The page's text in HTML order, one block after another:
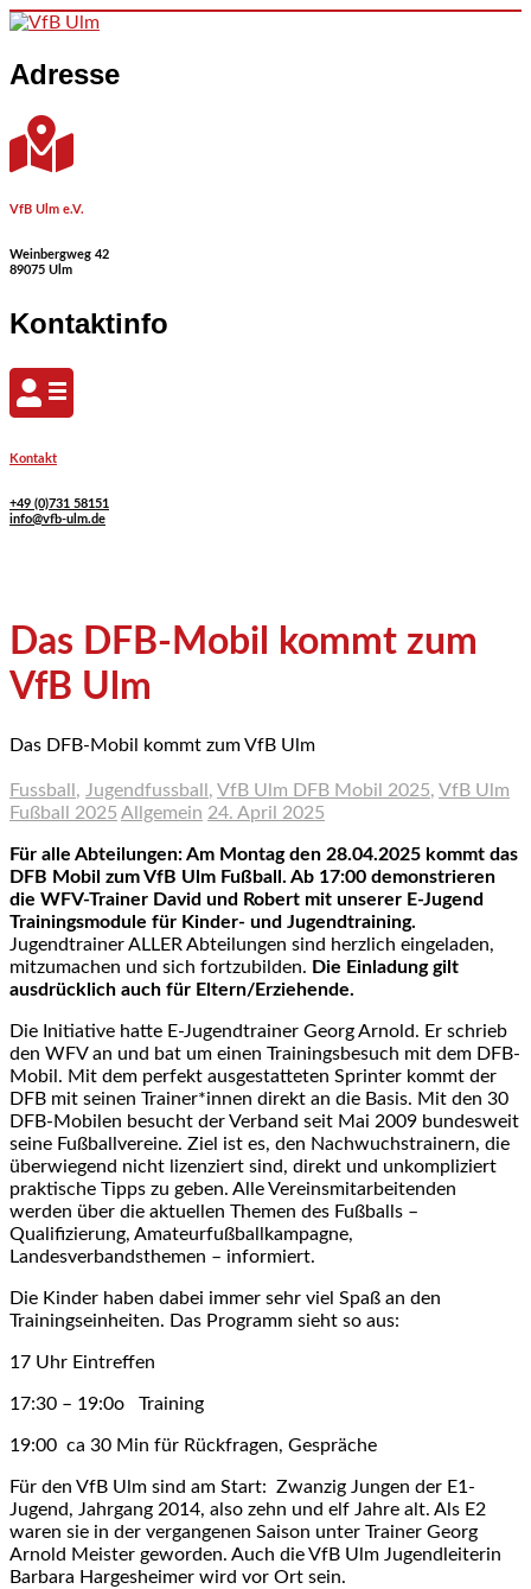
Skip to content
Adresse
VfB Ulm e.V.
Weinbergweg 42
89075 Ulm
Kontaktinfo
Kontakt
+49 (0)731 58151
info@vfb-ulm.de
Das DFB-Mobil kommt zum
VfB Ulm
Das DFB-Mobil kommt zum VfB Ulm
Fussball , Jugendfussball , VfB Ulm DFB Mobil 2025, VfB Ulm
Fußball 2025 Allgemein 24. April 2025
Für alle Abteilungen: Am Montag den 28.04.2025 kommt das
DFB Mobil zum VfB Ulm Fußball. Ab 17:00 demonstrieren
die WFV-Trainer David und Robert mit unserer E-Jugend
Trainingsmodule für Kinder- und Jugendtraining.
Jugendtrainer ALLER Abteilungen sind herzlich eingeladen,
mitzumachen und sich fortzubilden. Die Einladung gilt
ausdrücklich auch für Eltern/Erziehende.
Die Initiative hatte E-Jugendtrainer Georg Arnold. Er schrieb
den WFV an und bat um einen Trainingsbesuch mit dem DFB-
Mobil. Mit dem perfekt ausgestatteten Sprinter kommt der
DFB mit seinen Trainer*innen direkt an die Basis. Mit den 30
DFB-Mobilen besucht der Verband seit Mai 2009 bundesweit
seine Fußballvereine. Ziel ist es, den Nachwuchstrainern, die
überwiegend nicht lizenziert sind, direkt und unkompliziert
praktische Tipps zu geben. Alle Vereinsmitarbeitenden
werden über die aktuellen Themen des Fußballs –
Qualifizierung, Amateurfußballkampagne,
Landesverbandsthemen – informiert.
Die Kinder haben dabei immer sehr viel Spaß an den
Trainingseinheiten. Das Programm sieht so aus:
17 Uhr Eintreffen
17:30 – 19:0o Training
19:00 ca 30 Min für Rückfragen, Gespräche
Für den VfB Ulm sind am Start: Zwanzig Jungen der E1-
Jugend, Jahrgang 2014, also zehn und elf Jahre alt. Als E2
waren sie in der vergangenen Saison unter Trainer Georg
Arnold Meister geworden. Auch die VfB Ulm Jugendleiterin
Barbara Hargesheimer wird vor Ort sein.